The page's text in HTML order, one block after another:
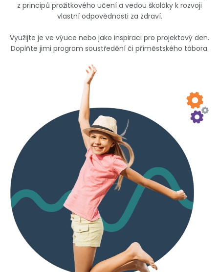
z principů prožitkového učení a vedou školáky k rozvoji
vlastní odpovědnosti za zdraví.
Využijte je ve výuce nebo jako inspiraci pro projektový den.
Doplňte jimi program soustředění či příměstského tábora.